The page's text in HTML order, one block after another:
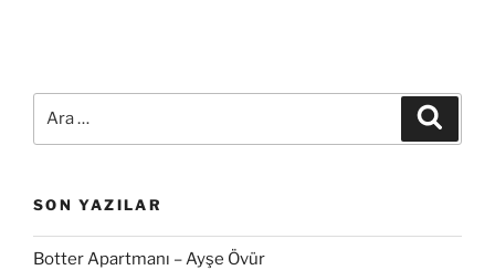
SON YAZILAR
Botter Apartmanı – Ayşe Övür